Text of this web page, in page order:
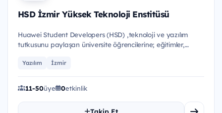
HSD İzmir Yüksek Teknoloji Enstitüsü
Huawei Student Developers (HSD) ,teknoloji ve yazılım
tutkusunu paylaşan üniversite öğrencilerine; eğitimler,
Yazılım İzmir
11-50üye 0etkinlik